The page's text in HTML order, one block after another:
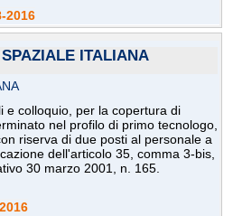
2016
ITALIANA
e colloquio, per la copertura di
nel profilo di primo tecnologo,
riserva di due posti al personale a
dell'articolo 35, comma 3-bis,
30 marzo 2001, n. 165.